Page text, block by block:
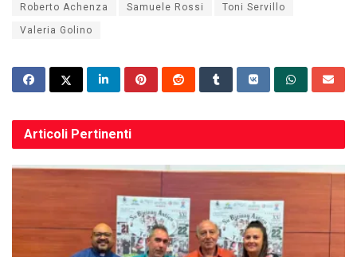
Roberto Achenza Samuele Rossi Toni Servillo
Valeria Golino
Articoli Pertinenti